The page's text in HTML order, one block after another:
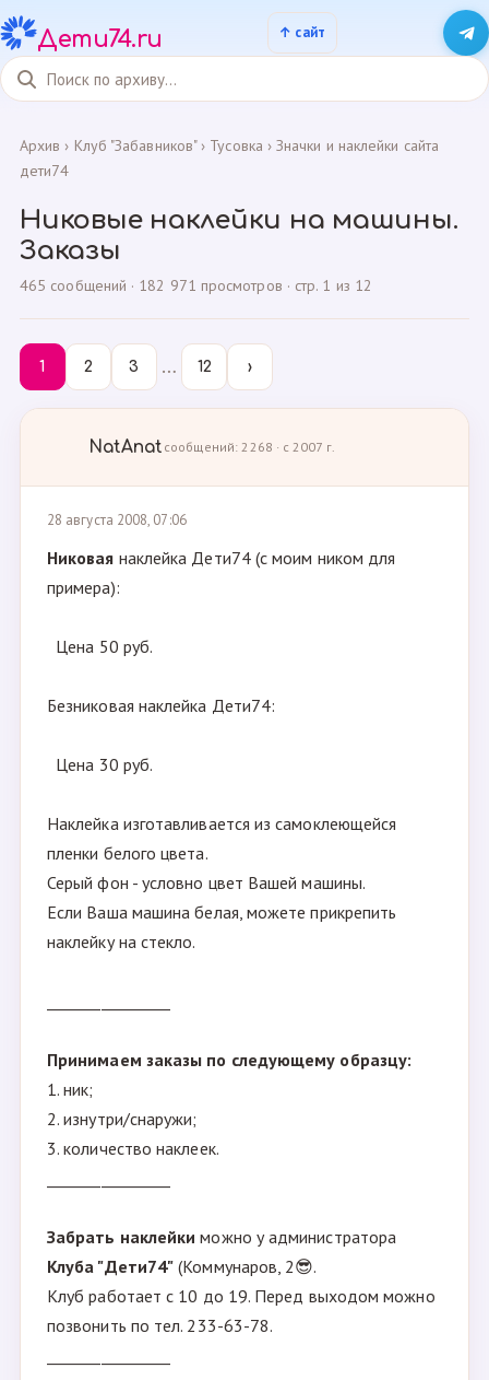
Дети74.ru
Архив › Клуб "Забавников"› Тусовка ›Значки и наклейки сайта
дети74
Никовые наклейки на машины.
Заказы
465 сообщений · 182 971 просмотров · стр. 1 из 12
1 2 3 … 12 ›
NatAnat сообщений: 2268 · с 2007 г.
28 августа 2008, 07:06
Никовая наклейка Дети74 (с моим ником для
примера):
Цена 50 руб.
Безниковая наклейка Дети74:
Цена 30 руб.
Наклейка изготавливается из самоклеющейся
пленки белого цвета.
Серый фон - условно цвет Вашей машины.
Если Ваша машина белая, можете прикрепить
наклейку на стекло.
Принимаем заказы по следующему образцу:
1. ник;
2. изнутри/снаружи;
3. количество наклеек.
Забрать наклейки можно у администратора
Клуба "Дети74" (Коммунаров, 2😎.
Клуб работает с 10 до 19. Перед выходом можно
позвонить по тел. 233-63-78.